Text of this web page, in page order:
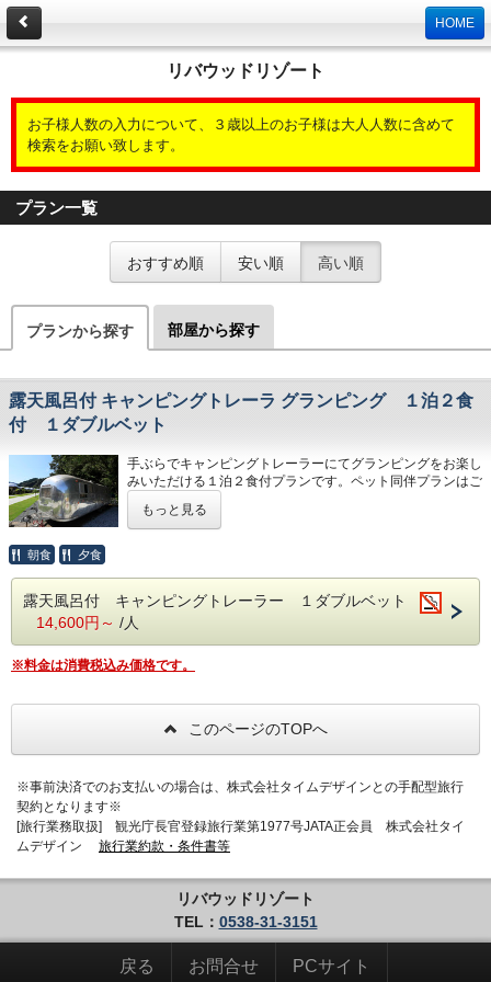
HOME
リバウッドリゾート
お子様人数の入力について、３歳以上のお子様は大人人数に含めて
検索をお願い致します。
プラン一覧
おすすめ順 安い順 高い順
プランから探す 部屋から探す
露天風呂付 キャンピングトレーラ グランピング １泊２食
付 １ダブルベット
手ぶらでキャンピングトレーラーにてグランピングをお楽し
みいただける１泊２食付プランです。ペット同伴プランはご
BBQの食材、BBQガスグリル、食器などはすべてご用意い
各キャンピングトレーラごとに、のんびり浸かることが出来
る大きな円型露天風呂・トイレ・シャワー・洗面台を完備！
ただけます。景色は山側になります。 天竜浜名湖鉄道 遠
州森駅より１４時２０発送迎がございます（予約制）
各部屋に空を見ながら入ることが出来る円型露天風呂、冷暖
房 トイレ、シャワー BBQスペース BBQグリルが設置
ピングトレーラの中にはケトル コーヒーミル （コーヒー
豆は受付にて１杯無料でお渡しします）電子レンジ 冷蔵
ん。（食器 ハサミ トング等はお部屋に設置されておりま
す）受付が終わりましたら大自然の中のプライベート空間を
デッキ３３．５㎡◆キャンプファイヤー…毎日開催（１９：
３０～２０：３０）
※雨天・強風の場合は中止となります。
ります
もっと見る
朝食 夕食
露天風呂付 キャンピングトレーラー １ダブルベット
14,600円～ /人
※料金は消費税込み価格です。
このページのTOPへ
※事前決済でのお支払いの場合は、株式会社タイムデザインとの手配型旅行
契約となります※
[旅行業務取扱] 観光庁長官登録旅行業第1977号JATA正会員 株式会社タイ
ムデザイン 旅行業約款・条件書等
リバウッドリゾート
TEL： 0538-31-3151
戻る お問合せ PCサイト